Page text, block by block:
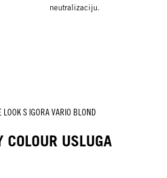
neutralizaciju.
LOOK S IGORA VARIO BLOND
COLOUR USLUGA